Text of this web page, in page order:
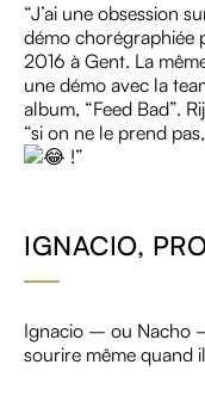
“J’ai une obsession
démo chorégraphiée
2016 à Gent. La
une démo avec la
album, “Feed Bad”.
“si on ne le prend
!”
IGNACIO,
Ignacio – ou Nacho
sourire même quand